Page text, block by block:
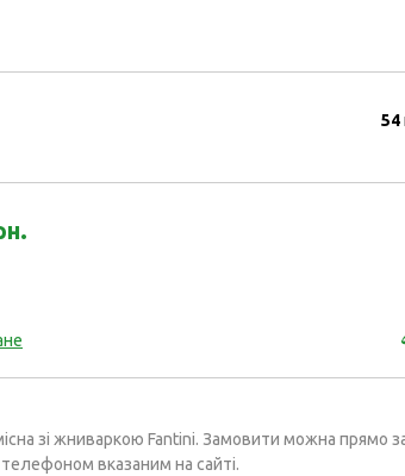
54
зі жниваркою Fantini. Замовити можна прямо
телефоном вказаним на сайті.